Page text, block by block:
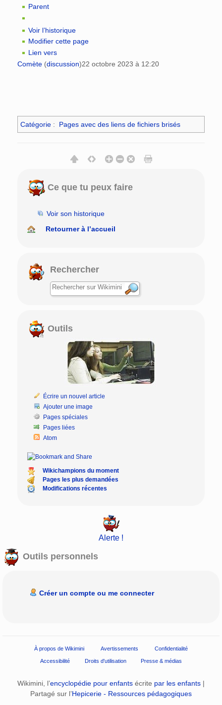
Parent
Voir l’historique
Modifier cette page
Lien vers
Comète (discussion)22 octobre 2023 à 12:20
Catégorie : Pages avec des liens de fichiers brisés
Ce que tu peux faire
Voir son historique
Retourner à l’accueil
Rechercher
Outils
Écrire un nouvel article
Ajouter une image
Pages spéciales
Pages liées
Atom
Wikichampions du moment
Pages les plus demandées
Modifications récentes
Alerte !
Outils personnels
Créer un compte ou me connecter
À propos de Wikimini Avertissements Confidentialité
Accessibilité Droits d'utilisation Presse & médias
Wikimini, l’encyclopédie pour enfants écrite par les enfants |
Partagé sur l’Hepicerie - Ressources pédagogiques